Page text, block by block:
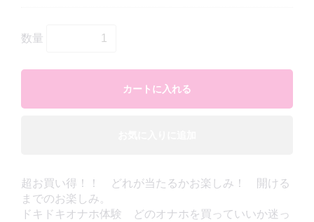
数量
カートに入れる
超お買い得！！ どれが当たるかお楽しみ！ 開ける
までのお楽しみ。
ドキドキオナホ体験 どのオナホを買っていいか迷っ